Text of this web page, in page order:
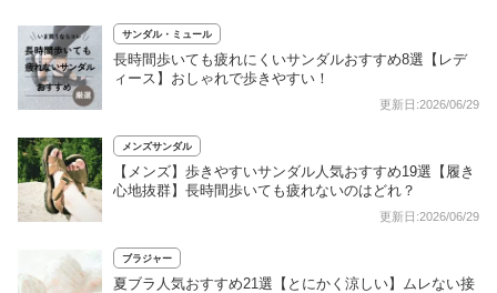
サンダル・ミュール
長時間歩いても疲れにくいサンダルおすすめ8選【レデ
ィース】おしゃれで歩きやすい！
更新日:2026/06/29
メンズサンダル
【メンズ】歩きやすいサンダル人気おすすめ19選【履き
心地抜群】長時間歩いても疲れないのはどれ？
更新日:2026/06/29
ブラジャー
夏ブラ人気おすすめ21選【とにかく涼しい】ムレない接